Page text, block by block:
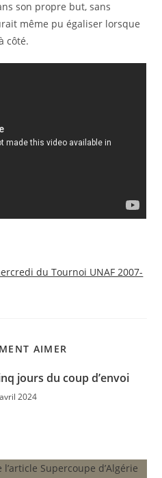
son propre but, sans
même pu égaliser lorsque
côté.
du Tournoi UNAF 2007-
AIMER
jours du coup d’envoi
2024